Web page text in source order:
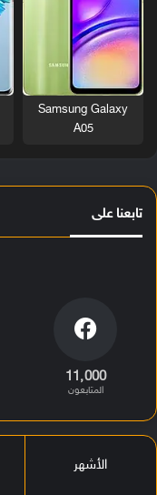
Samsung Galaxy
A05
تابعنا على
11٬000
المتابعون
الأشهر